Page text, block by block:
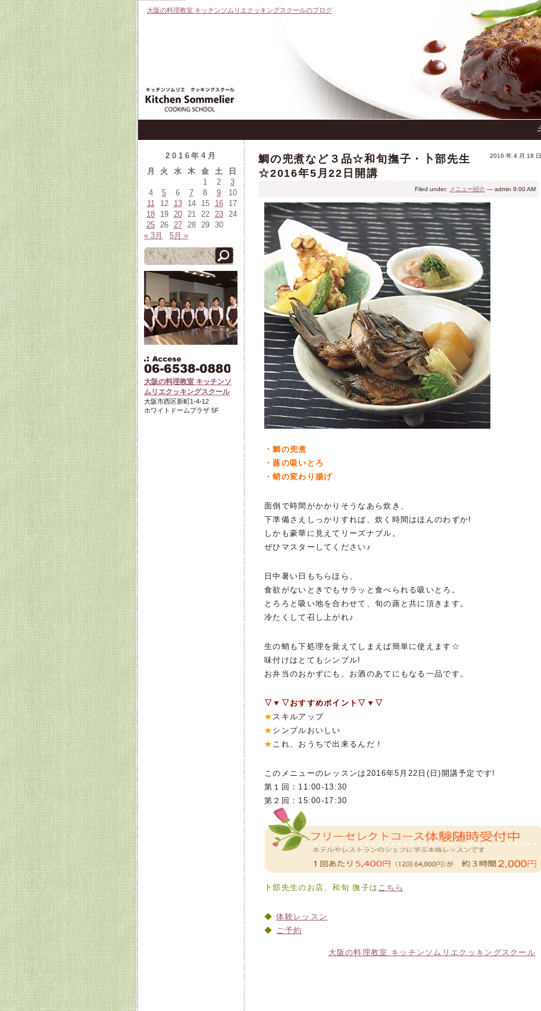
大阪の料理教室 キッチンソムリエクッキングスクールのブログ
2016 年 4 月 18 日
鯛の兜煮など３品☆和旬撫子・卜部先生
☆2016年5月22日開講
Filed under: メニュー紹介 — admin 9:00 AM
・鯛の兜煮
・蕗の吸いとろ
・蛸の変わり揚げ
面倒で時間がかかりそうなあら炊き、
下準備さえしっかりすれば、炊く時間はほんのわずか!
しかも豪華に見えてリーズナブル。
ぜひマスターしてください♪
日中暑い日もちらほら、
食欲がないときでもサラッと食べられる吸いとろ。
とろろと吸い地を合わせて、旬の蕗と共に頂きます。
冷たくして召し上がれ♪
生の蛸も下処理を覚えてしまえば簡単に使えます☆
味付けはとてもシンプル!
お弁当のおかずにも、お酒のあてにもなる一品です。
▽▼▽おすすめポイント▽▼▽
★ スキルアップ
★ シンプルおいしい
★ これ、おうちで出来るんだ！
このメニューのレッスンは2016年5月22日(日)開講予定です!
第１回：11:00-13:30
第２回：15:00-17:30
卜部先生のお店、和旬 撫子は こちら
体験レッスン
ご予約
大阪の料理教室 キッチンソムリエクッキングスクール
2016年4月
月
火 水 木 金 土
日
1
2
3
4
5 6 7 8 9
10
11
12 13 14 15 16
17
18
19 20 21 22 23
24
25 26 27 28 29
30
« 3月
5月 »
大阪の料理教室 キッチンソ
ムリエクッキングスクール
大阪市西区新町1-4-12
ホワイトドームプラザ 5F